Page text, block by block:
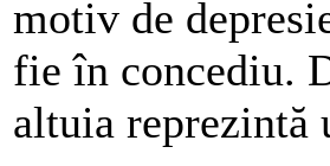
motiv de
fie în concediu.
altuia reprezintă